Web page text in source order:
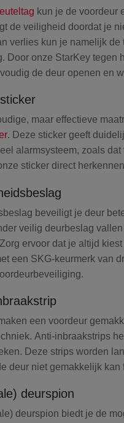
kun je de voordeur
de veiligheid doordat je
verlies kun je namelijk
Door onze StarKey tegen
de deur openen en
maar effectieve
. Deze sticker geeft
alarmsysteem, zoals
sticker direct
beveiligt je deur
veilig deurbeslag
ervoor dat je altijd
een SKG-keurmerk van
een voordeur
Anti-inbraakstrips
Deze strips worden
deur niet gemakkelijk kan
deurspion
deurspion biedt je de